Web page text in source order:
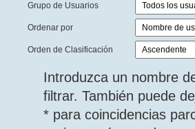
Grupo de Usuarios
Ordenar por
Orden de Clasificación
Introduzca un nombre
filtrar. También puede
* para coincidencias